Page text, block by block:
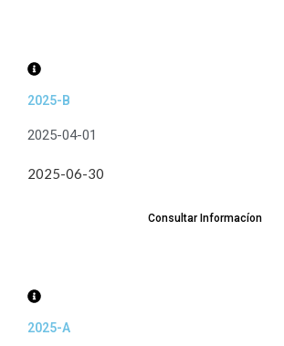
2025-B
2025-04-01
2025-06-30
Consultar Informacíon
2025-A